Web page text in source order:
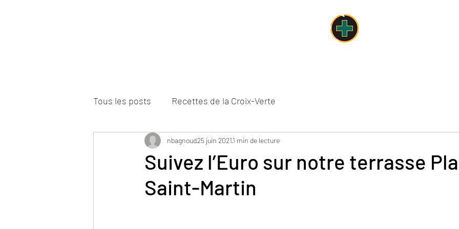
Tous les posts Recettes de la Croix-Verte
Suivez l’Euro sur notre terrasse
Saint-Martin
nbagnoud25 juin 20211 min de lecture